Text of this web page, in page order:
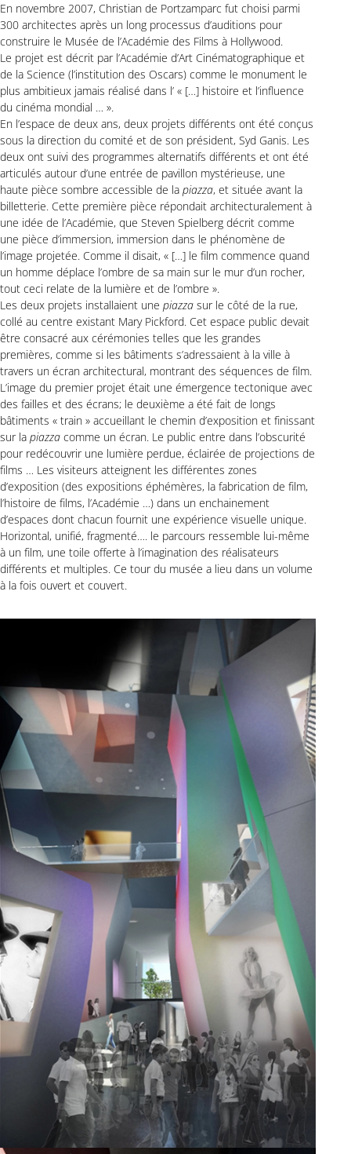
En novembre 2007, Christian de Portzamparc fut choisi parmi
300 architectes après un long processus d’auditions pour
construire le Musée de l’Académie des Films à Hollywood.
Le projet est décrit par l’Académie d’Art Cinématographique et
de la Science (l’institution des Oscars) comme le monument le
plus ambitieux jamais réalisé dans l’ « […] histoire et l’influence
du cinéma mondial … ».
En l’espace de deux ans, deux projets différents ont été conçus
sous la direction du comité et de son président, Syd Ganis. Les
deux ont suivi des programmes alternatifs différents et ont été
articulés autour d’une entrée de pavillon mystérieuse, une
haute pièce sombre accessible de la piazza, et située avant la
billetterie. Cette première pièce répondait architecturalement à
une idée de l’Académie, que Steven Spielberg décrit comme
une pièce d’immersion, immersion dans le phénomène de
l’image projetée. Comme il disait, « […] le film commence quand
un homme déplace l’ombre de sa main sur le mur d’un rocher,
tout ceci relate de la lumière et de l’ombre ».
Les deux projets installaient une piazza sur le côté de la rue,
collé au centre existant Mary Pickford. Cet espace public devait
être consacré aux cérémonies telles que les grandes
premières, comme si les bâtiments s’adressaient à la ville à
travers un écran architectural, montrant des séquences de film.
L’image du premier projet était une émergence tectonique avec
des failles et des écrans; le deuxième a été fait de longs
bâtiments « train » accueillant le chemin d’exposition et finissant
sur la piazza comme un écran. Le public entre dans l’obscurité
pour redécouvrir une lumière perdue, éclairée de projections de
films … Les visiteurs atteignent les différentes zones
d’exposition (des expositions éphémères, la fabrication de film,
l’histoire de films, l’Académie …) dans un enchainement
d’espaces dont chacun fournit une expérience visuelle unique.
Horizontal, unifié, fragmenté…. le parcours ressemble lui-même
à un film, une toile offerte à l’imagination des réalisateurs
différents et multiples. Ce tour du musée a lieu dans un volume
à la fois ouvert et couvert.